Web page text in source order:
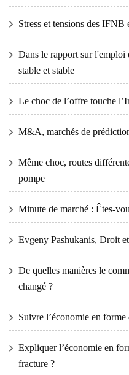
Stress et tensions des IFNB
Dans le rapport sur
stable et stable
Le choc de l’offre touche
M&A, marchés de
Même choc, routes
pompe
Minute de marché : Êtes-
Evgeny Pashukanis, Droit
De quelles manières le
changé ?
Suivre l’économie en
Expliquer l’économie en
fracture ?